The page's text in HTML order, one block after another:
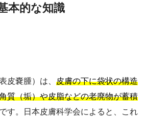
本的な知識
表皮嚢腫）は、 皮膚の下に袋状の構造
質（垢）や皮脂などの老廃物が蓄積
です。日本皮膚科学会によると、これ